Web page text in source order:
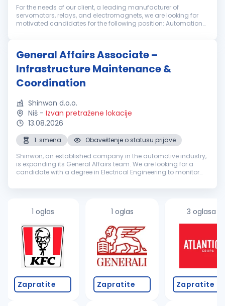
For the needs of our client, a leading manufacturer of
servomotors, relays, and electromagnets, we are looking for
motivated candidates for the following position: Automation
General Affairs Associate –
Infrastructure Maintenance &
Coordination
Shinwon d.o.o.
Niš - Izvan pretražene lokacije
13.08.2026
1. smena
Obaveštenje o statusu prijave
Shinwon, an established company in the automotive industry,
is expanding its General Affairs team. We are looking for a
candidate with a degree in Electrical Engineering to monitor
coordinate wi...
1 oglas
Zapratite
1 oglas
Zapratite
3 oglasa
Zapratite